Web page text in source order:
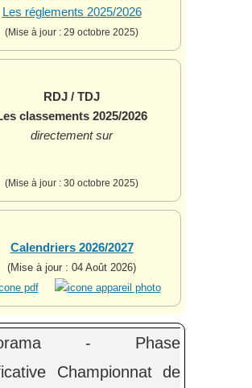
Les réglements 2025/2026
(Mise à jour : 29 octobre 2025)
RDJ / TDJ
classements 2025/2026
directement sur
(Mise à jour : 30 octobre 2025)
Calendriers 2026/2027
(Mise à jour : 04 Août 2026)
- Phase
Championnat de